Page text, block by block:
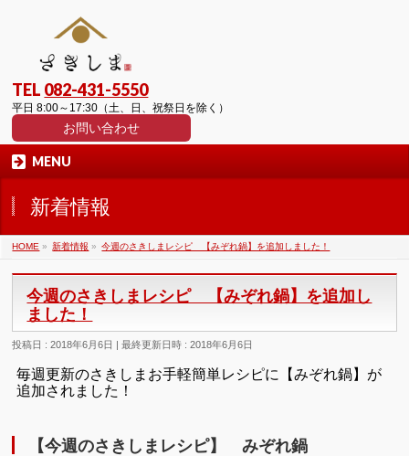
TEL 082-431-5550
平日 8:00～17:30（土、日、祝祭日を除く）
お問い合わせ
MENU
新着情報
HOME » 新着情報 » 今週のさきしまレシピ 【みぞれ鍋】を追加しました！
今週のさきしまレシピ 【みぞれ鍋】を追加し
ました！
投稿日 : 2018年6月6日 最終更新日時 : 2018年6月6日
毎週更新のさきしまお手軽簡単レシピに【みぞれ鍋】が
追加されました！
【今週のさきしまレシピ】 みぞれ鍋